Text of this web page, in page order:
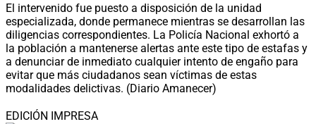
El intervenido fue puesto a disposición de la unidad
especializada, donde permanece mientras se desarrollan las
diligencias correspondientes. La Policía Nacional exhortó a
la población a mantenerse alertas ante este tipo de estafas y
a denunciar de inmediato cualquier intento de engaño para
evitar que más ciudadanos sean víctimas de estas
modalidades delictivas. (Diario Amanecer)
EDICIÓN IMPRESA